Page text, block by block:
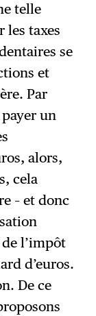
telle
les taxes
se
et
Par
un
alors,
cela
– et donc
de l’impôt
d’euros.
De ce